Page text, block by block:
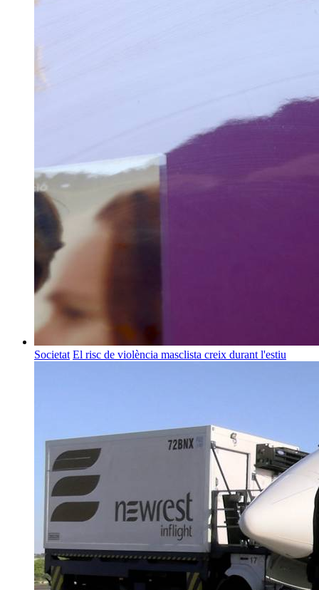
Societat El risc de violència masclista creix durant l'estiu